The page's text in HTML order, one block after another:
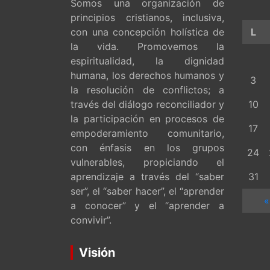
Somos una organización de
principios cristianos, inclusiva,
con una concepción holística de
la vida. Promovemos la
espiritualidad, la dignidad
humana, los derechos humanos y
la resolución de conflictos; a
través del diálogo reconciliador y
la participación en procesos de
empoderamiento comunitario,
con énfasis en los grupos
vulnerables, propiciando el
aprendizaje a través del “saber
ser”, el “saber hacer”, el “aprender
a conocer” y el “aprender a
convivir”.
Visión
L
3
10
17
24
31